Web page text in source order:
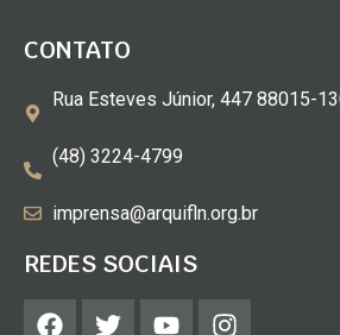
CONTATO
Rua Esteves Júnior, 447 88015-
(48) 3224-4799
imprensa@arquifln.org.br
REDES SOCIAIS